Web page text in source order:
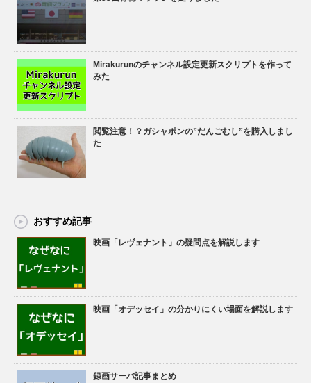
Mirakurunのチャンネル設定更新スクリプトを作って
みた
閲覧注意！？ガシャポンの”だんごむし”を購入しまし
た
おすすめ記事
映画「レヴェナント」の疑問点を解説します
映画「オデッセイ」の分かりにくい場面を解説します
録画サーバ記事まとめ